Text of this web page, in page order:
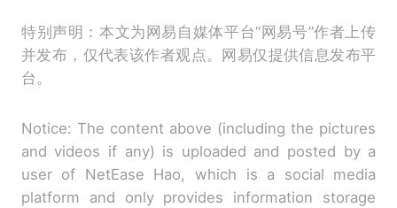
特别声明：本文为网易自媒体平台“网易号”作者上传
并发布，仅代表该作者观点。网易仅提供信息发布平
台。
Notice: The content above (including the pictures
and videos if any) is uploaded and posted by a
user of NetEase Hao, which is a social media
platform and only provides information storage